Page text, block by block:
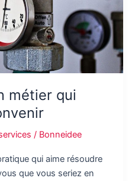
métier qui
/ Bonneidee
qui aime résoudre
que vous seriez en